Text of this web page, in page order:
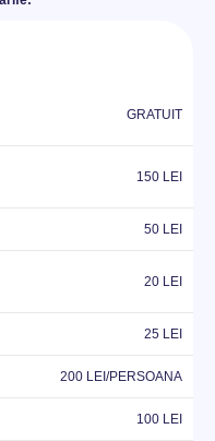
GRATUIT
150 LEI
50 LEI
20 LEI
25 LEI
200 LEI/PERSOANA
100 LEI